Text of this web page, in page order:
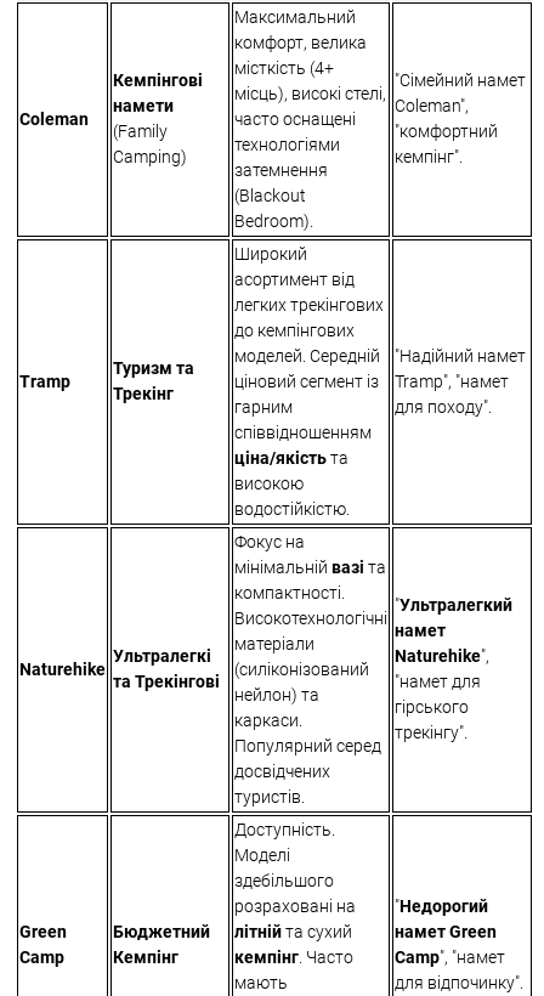
Coleman
Кемпінгові
намети
(Family
Camping)
Максимальний
комфорт, велика
місткість (4+
місць), високі стелі,
часто оснащені
технологіями
затемнення
(Blackout
Bedroom).
"Сімейний намет
Coleman",
"комфортний
кемпінг".
Tramp
Туризм та
Трекінг
Широкий
асортимент від
легких трекінгових
до кемпінгових
моделей. Середній
ціновий сегмент із
гарним
співвідношенням
ціна/якістьта
високою
водостійкістю.
"Надійний намет
Tramp", "намет
для походу".
Naturehike
Ультралегкі
та Трекінгові
Фокус на
мінімальній вазі та
компактності.
Високотехнологічні
матеріали
(силіконізований
нейлон) та
каркаси.
Популярний серед
досвідчених
туристів.
"Ультралегкий
намет
Naturehike",
"намет для
гірського
трекінгу".
Green
Camp
Бюджетний
Кемпінг
Доступність.
Моделі
здебільшого
розраховані на
літнійта сухий
кемпінг . Часто
мають
"Недорогий
намет Green
Camp", "намет
для відпочинку".